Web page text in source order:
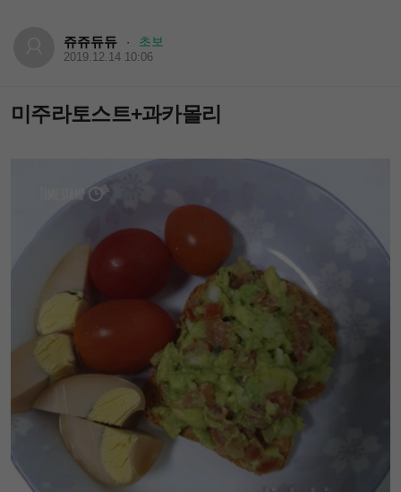
쥬쥬듀듀 · 초보
2019.12.14 10:06
미주라토스트+과카몰리